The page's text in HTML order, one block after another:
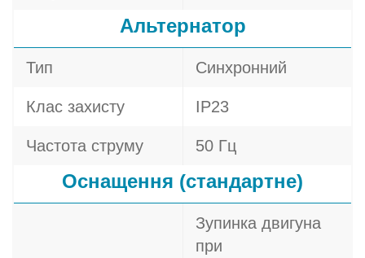
Альтернатор
Тип Синхронний
Клас захисту IP23
Частота струму 50 Гц
Оснащення (стандартне)
Зупинка двигуна
при